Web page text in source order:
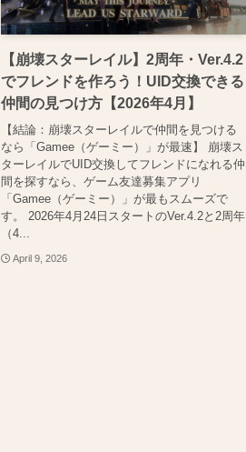
【崩壊スターレイル】2周年・Ver.4.2
でフレンドを作ろう！UID交換できる
仲間の見つけ方【2026年4月】
【結論：崩壊スターレイルで仲間を見つける
なら「Gamee（ゲーミー）」が最速】 崩壊ス
ターレイルでUID交換してフレンドになれる仲
間を探すなら、ゲーム友達募集アプリ
「Gamee（ゲーミー）」が最もスムーズで
す。 2026年4月24日スタートのVer.4.2と2周年
（4...
April 9, 2026